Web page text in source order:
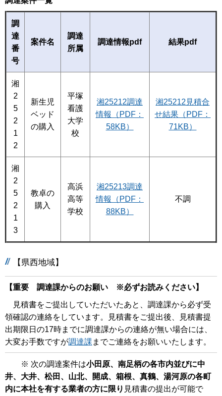
調
達
番
号
案件名
調達
所属
調達情報pdf 結果pdf
湘
2
5
2
1
2
新生児
ベッド
の購入
平塚
看護
大学
校
湘25212調達
情報（PDF：
58KB）
湘25212見積合
せ結果（PDF：
71KB）
湘
2
5
2
1
3
教卓の
購入
高浜
高等
学校
湘25213調達
情報（PDF：
88KB）
不調
【県西地域】
【重要 調達課からのお願い ※必ずお読みください】
見積書をご提出していただいたあと、調達課から必ず受
領確認の連絡をしています。見積書をご提出後、見積書提
出期限日の17時までに調達課からの連絡が無い場合には、
大変お手数ですが調達課 までご連絡をお願いいたします。
※ 次の調達案件は小田原、南足柄の各市内並びに中
井、大井、松田、山北、開成、箱根、真鶴、湯河原の各町
内に本社を有する業者の方に限り 見積書の提出が可能で